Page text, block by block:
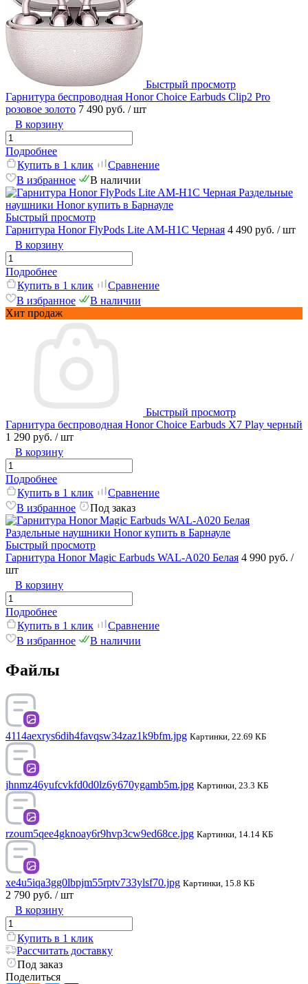
Быстрый просмотр
Гарнитура беспроводная Honor Choice Earbuds Clip2 Pro
розовое золото 7 490 руб. / шт
В корзину
Подробнее
Купить в 1 клик
Сравнение
В избранное
В наличии
Быстрый просмотр
Гарнитура Honor FlyPods Lite AM-H1C Черная 4 490 руб. / шт
В корзину
Подробнее
Купить в 1 клик
Сравнение
В избранное
В наличии
Хит продаж
Быстрый просмотр
Гарнитура беспроводная Honor Choice Earbuds X7 Play черный
1 290 руб. / шт
В корзину
Подробнее
Купить в 1 клик
Сравнение
В избранное
Под заказ
Быстрый просмотр
Гарнитура Honor Magic Earbuds WAL-A020 Белая 4 990 руб. /
шт
В корзину
Подробнее
Купить в 1 клик
Сравнение
В избранное
В наличии
Файлы
4114aexrys6dih4favqsw34zaz1k9bfm.jpg Картинки, 22.69 КБ
jhnmz46yufcvkfd0d0lz6y670ygamb5m.jpg Картинки, 23.3 КБ
rzoum5qee4gknoay6r9hvp3cw9ed68ce.jpg Картинки, 14.14 КБ
xe4u5iqa3gg0lbpjm55rptv733ylsf70.jpg Картинки, 15.8 КБ
2 790 руб. / шт
В корзину
Купить в 1 клик
Рассчитать доставку
Под заказ
Поделиться